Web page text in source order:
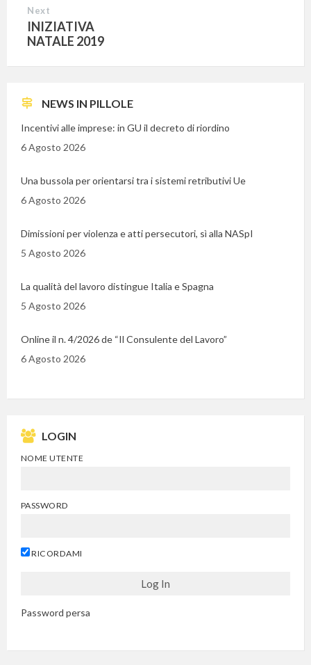
Next
INIZIATIVA
NATALE 2019
NEWS IN PILLOLE
Incentivi alle imprese: in GU il decreto di riordino
6 Agosto 2026
Una bussola per orientarsi tra i sistemi retributivi Ue
6 Agosto 2026
Dimissioni per violenza e atti persecutori, sì alla NASpI
5 Agosto 2026
La qualità del lavoro distingue Italia e Spagna
5 Agosto 2026
Online il n. 4/2026 de “Il Consulente del Lavoro”
6 Agosto 2026
LOGIN
NOME UTENTE
PASSWORD
RICORDAMI
Password persa